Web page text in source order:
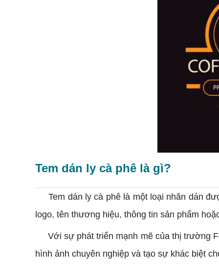
Tem dán ly cà phê là gì?
Tem dán ly cà phê là một loại nhãn dán
logo, tên thương hiệu, thông tin sản phẩm
Với sự phát triển mạnh mẽ của thị trường
hình ảnh chuyên nghiệp và tạo sự khác biệt